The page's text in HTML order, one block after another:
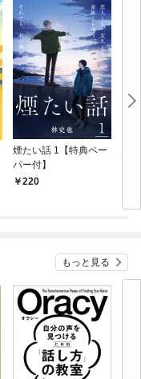
煙たい話 1【特典ペー
パー付】
220
もっと見る